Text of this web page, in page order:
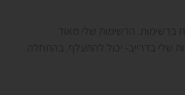
ברשימות. הרשימות שלי מאוד
שלי בדרייב- יכול להתעלף. בהתחלה